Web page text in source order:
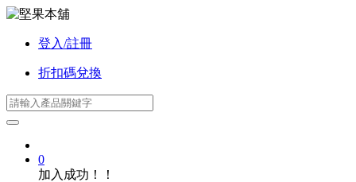
登入/註冊
折扣碼兌換
0
加入成功！！